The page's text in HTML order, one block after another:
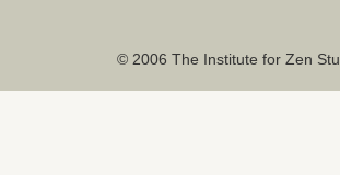
© 2006 The Institute for Zen